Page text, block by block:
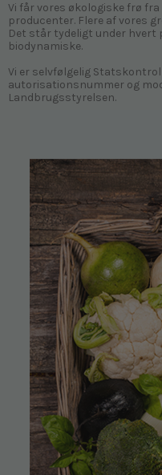
Vi får vores økologiske frø
producenter. Flere af vores
Det står tydeligt under hvert
biodynamiske.
Vi er selvfølgelig
autorisationsnummer og
Landbrugsstyrelsen.